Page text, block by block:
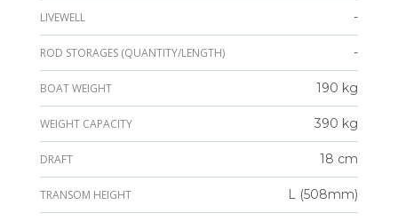
LIVEWELL -
ROD STORAGES (QUANTITY/LENGTH) -
BOAT WEIGHT 190 kg
WEIGHT CAPACITY 390 kg
DRAFT 18 cm
TRANSOM HEIGHT L (508mm)